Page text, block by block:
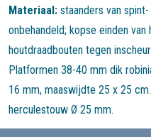
Materiaal: staanders van
onbehandeld; kopse einden
houtdraadbouten tegen
Platformen 38-40 mm dik
16 mm, maaswijdte 25 x 25
herculestouw Ø 25 mm.